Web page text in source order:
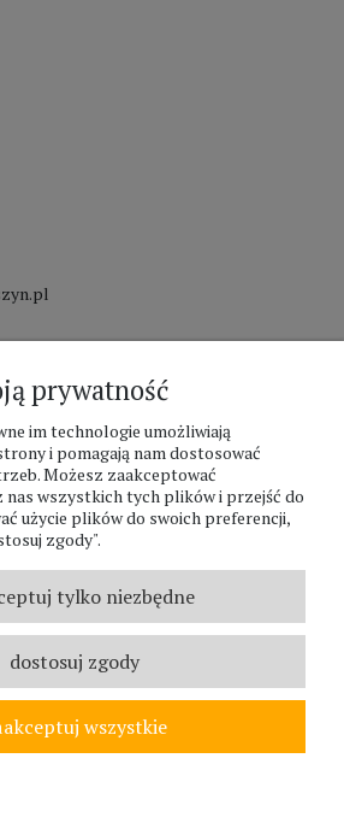
Ogrodnicze
PRAWA ZASTRZEŻONE.
prywatność
im technologie umożliwiają
i pomagają nam dostosować
Możesz zaakceptować
wszystkich tych plików i przejść do
użycie plików do swoich preferencji,
zgody".
tylko niezbędne
dostosuj zgody
wszystkie